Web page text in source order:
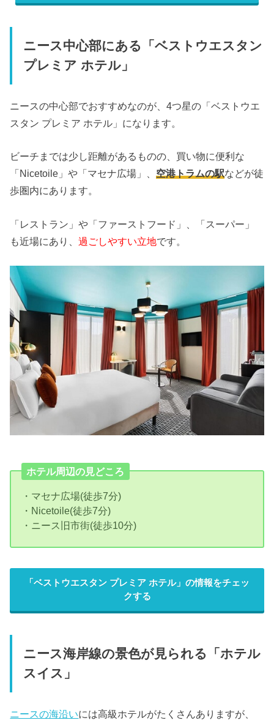
ニース中心部にある「ベストウエスタン
プレミア ホテル」
ニースの中心部でおすすめなのが、4つ星の「ベストウエ
スタン プレミア ホテル」になります。
ビーチまでは少し距離があるものの、買い物に便利な
「Nicetoile」や「マセナ広場」、空港トラムの駅などが徒
歩圏内にあります。
「レストラン」や「ファーストフード」、「スーパー」
も近場にあり、過ごしやすい立地です。
ホテル周辺の見どころ
・マセナ広場(徒歩7分)
・Nicetoile(徒歩7分)
・ニース旧市街(徒歩10分)
「ベストウエスタン プレミア ホテル」の情報をチェッ
クする
ニース海岸線の景色が見られる「ホテル
スイス」
ニースの海沿いには高級ホテルがたくさんありますが、